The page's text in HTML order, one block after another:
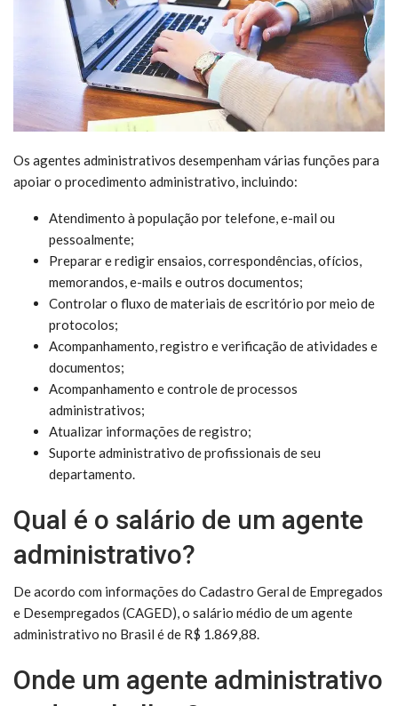
Os agentes administrativos desempenham várias funções para
apoiar o procedimento administrativo, incluindo:
Atendimento à população por telefone, e-mail ou
pessoalmente;
Preparar e redigir ensaios, correspondências, ofícios,
memorandos, e-mails e outros documentos;
Controlar o fluxo de materiais de escritório por meio de
protocolos;
Acompanhamento, registro e verificação de atividades e
documentos;
Acompanhamento e controle de processos
administrativos;
Atualizar informações de registro;
Suporte administrativo de profissionais de seu
departamento.
Qual é o salário de um agente
administrativo?
De acordo com informações do Cadastro Geral de Empregados
e Desempregados (CAGED), o salário médio de um agente
administrativo no Brasil é de R$ 1.869,88.
Onde um agente administrativo